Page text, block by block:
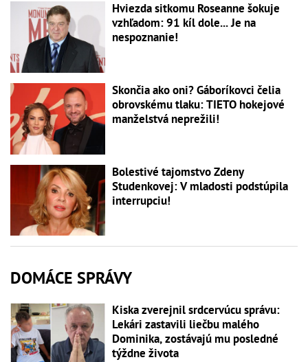
Hviezda sitkomu Roseanne šokuje
vzhľadom: 91 kíl dole... Je na
nespoznanie!
Skončia ako oni? Gáboríkovci čelia
obrovskému tlaku: TIETO hokejové
manželstvá neprežili!
Bolestivé tajomstvo Zdeny
Studenkovej: V mladosti podstúpila
interrupciu!
DOMÁCE SPRÁVY
Kiska zverejnil srdcervúcu správu:
Lekári zastavili liečbu malého
Dominika, zostávajú mu posledné
týždne života